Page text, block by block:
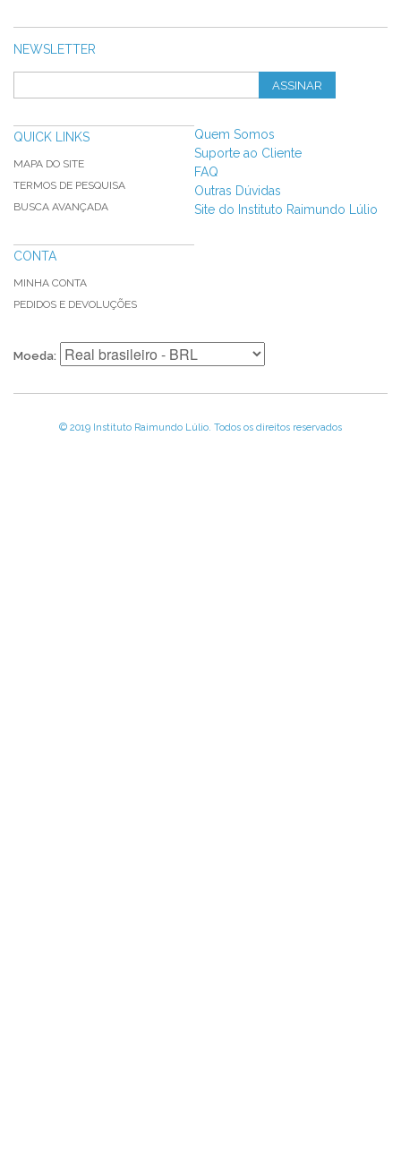
NEWSLETTER
ASSINAR
QUICK LINKS
MAPA DO SITE
TERMOS DE PESQUISA
BUSCA AVANÇADA
CONTA
MINHA CONTA
PEDIDOS E DEVOLUÇÕES
Quem Somos
Suporte ao Cliente
FAQ
Outras Dúvidas
Site do Instituto Raimundo Lúlio
Moeda:
© 2019 Instituto Raimundo Lúlio. Todos os direitos reservados